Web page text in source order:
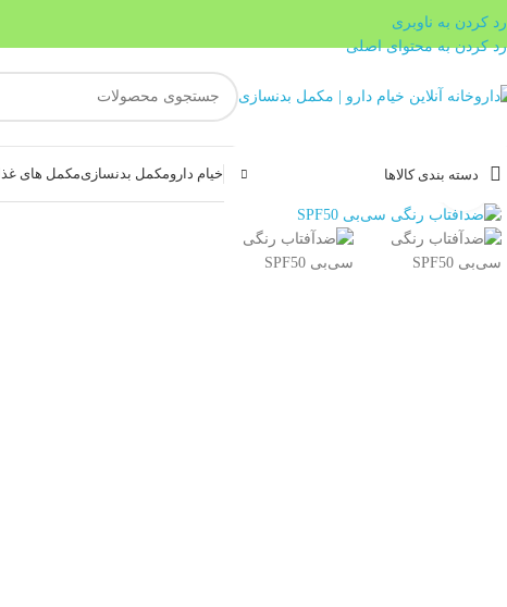
رد کردن به ناوبری
رد کردن به محتوای اصلی
دسته بندی کالاها خیام دارومکمل بدنسازیمکمل های
بزرگنمایی تصویر